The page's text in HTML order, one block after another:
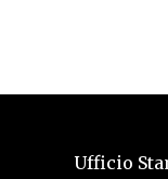
Ufficio